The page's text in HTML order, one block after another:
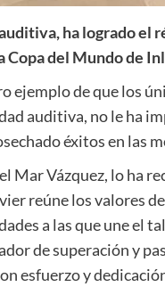
ha logrado el
Copa del Mundo de
ejemplo de que los
auditiva, no le ha
éxitos en las
Mar Vázquez, lo ha
reúne los valores
a las que une el
de superación y
esfuerzo y